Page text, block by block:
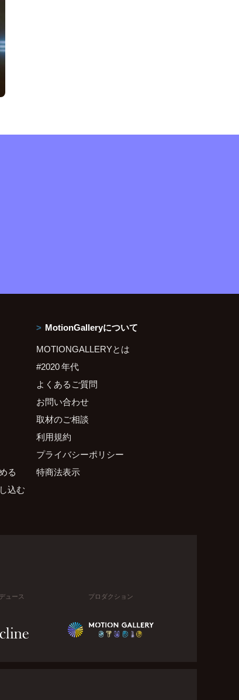
る
込む
MotionGalleryについて
MOTIONGALLERYとは
#2020 年代
よくあるご質問
お問い合わせ
取材のご相談
利用規約
プライバシーポリシー
特商法表示
ュース プロダクション